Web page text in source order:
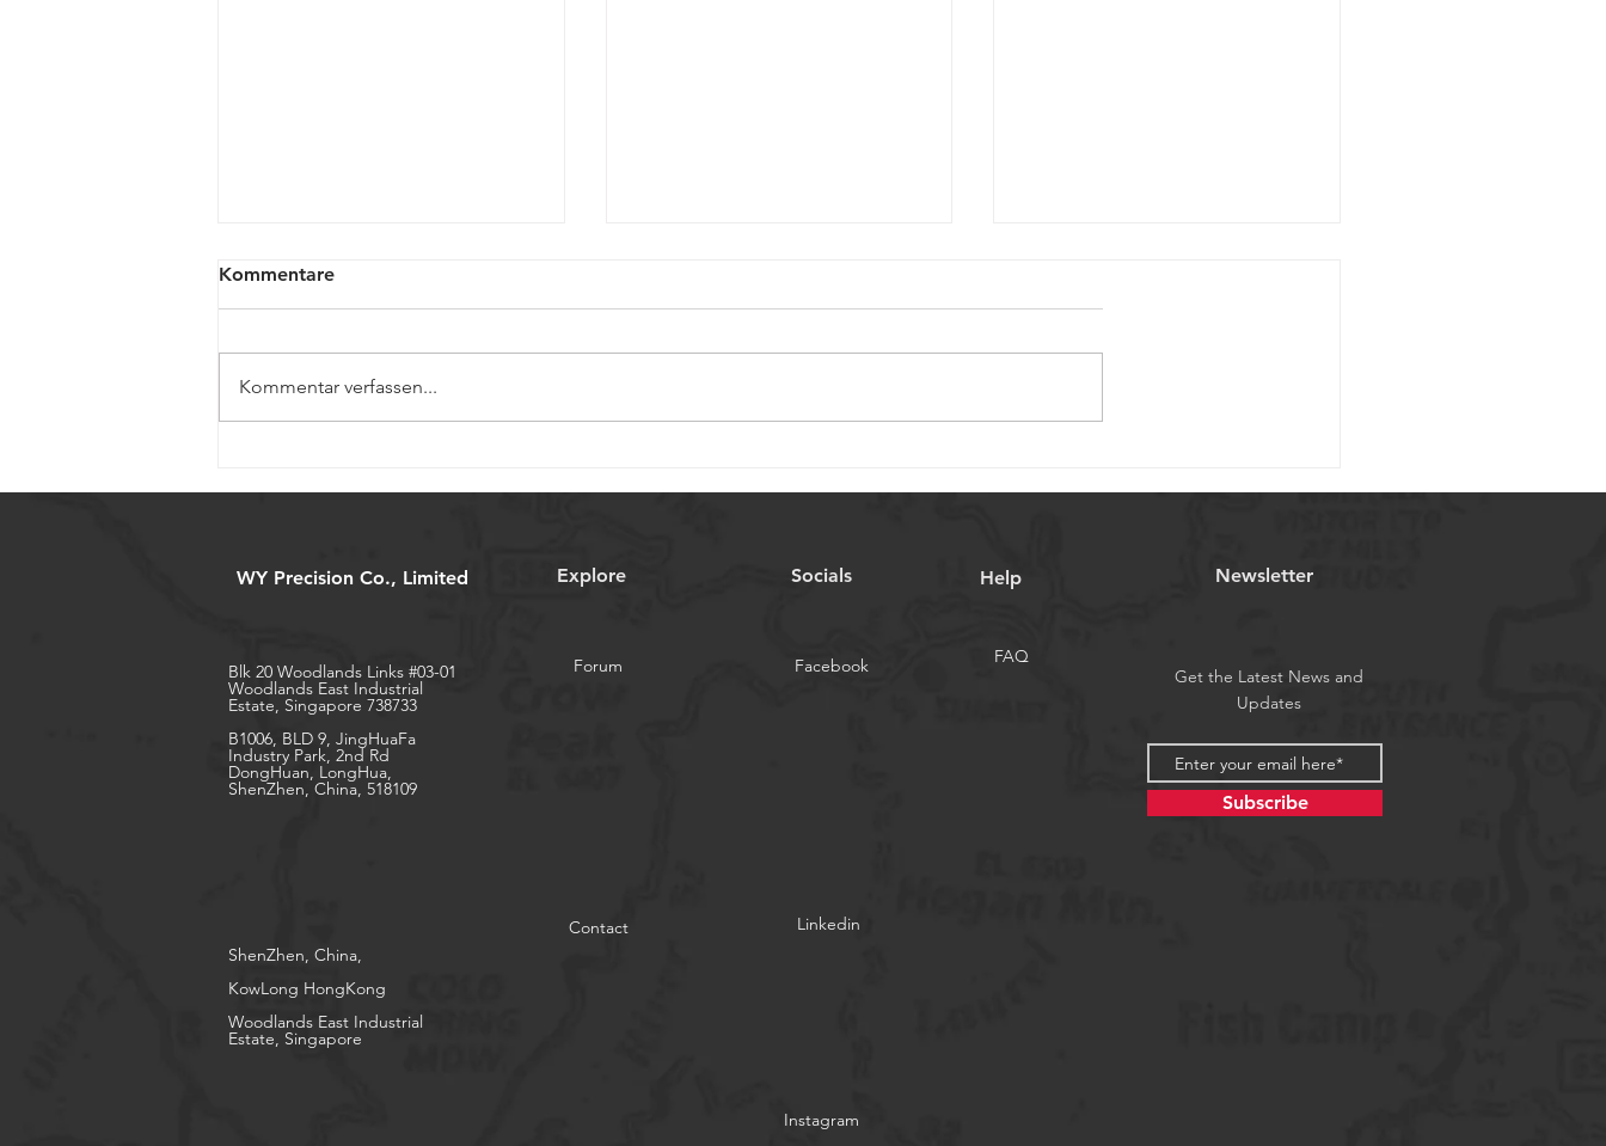
Kugelgewinde für
Kugelgewinden für
Spindeln für medizinische
Kommentare
Kommentar verfassen...
WY Precision Co., Limited Explore Socials Help Newsletter
Blk 20 Woodlands Links #03-01
Woodlands East Industrial
Estate, Singapore 738733
B1006, BLD 9, JingHuaFa
Industry Park, 2nd Rd
DongHuan, LongHua,
ShenZhen, China, 518109
Forum Facebook
FAQ
Get the Latest News and
Updates
Subscribe
Contact
Linkedin
ShenZhen, China,
KowLong HongKong​
Woodlands East Industrial
Estate, Singapore
Instagram